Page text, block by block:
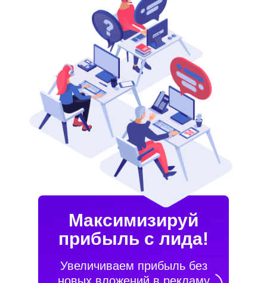
Максимизируй
прибыль с лида!
Увеличиваем прибыль без